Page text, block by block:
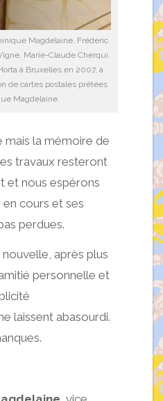
Magdelaine, Frédéric
Marie-Claude Cherqui.
à Bruxelles en 2007, à
de cartes postales prêtées
Magdelaine.
mais la mémoire de
travaux resteront
et nous espérons
cours et ses
perdues.
après plus
personnelle et
laissent abasourdi.